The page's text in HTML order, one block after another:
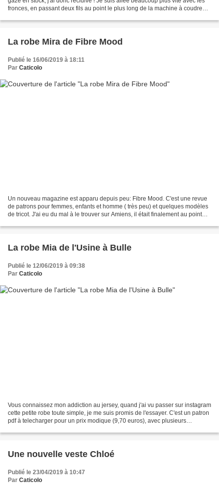
fronces, en passant deux fils au point le plus long de la machine à coudre
La robe Mira de Fibre Mood
Publié le 16/06/2019 à 18:11
Par Caticolo
Un nouveau magazine est apparu depuis peu: Fibre Mood. C'est une revue
de patrons pour femmes, enfants et homme ( très peu) et quelques modèles
de tricot. J'ai eu du mal à le trouver sur Amiens, il était finalement au point
La robe Mia de l'Usine à Bulle
Publié le 12/06/2019 à 09:38
Par Caticolo
Vous connaissez mon addiction au jersey, quand j'ai vu passer sur instagram
cette petite robe toute simple, je me suis promis de l'essayer. C'est un patron
pdf à telecharger pour un prix modique (9,70 euros), avec plusieurs
Une nouvelle veste Chloé
Publié le 23/04/2019 à 10:47
Par Caticolo